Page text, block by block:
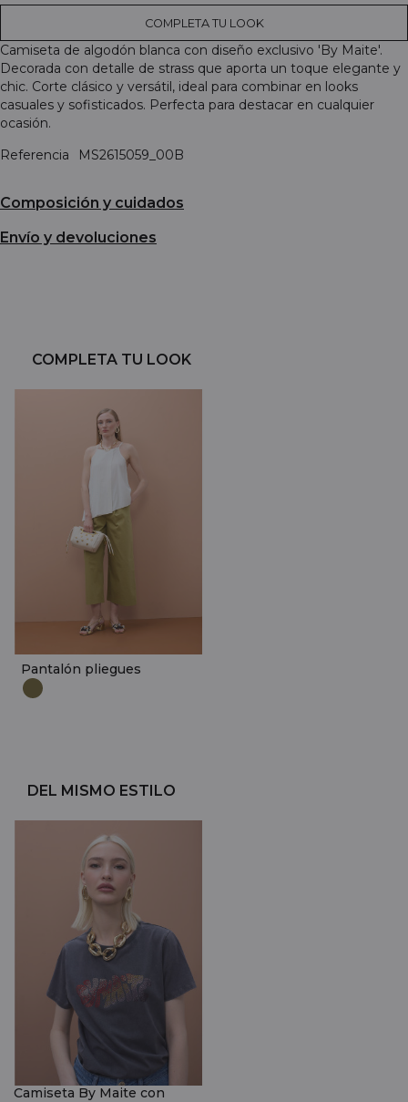
COMPLETA TU LOOK
Camiseta de algodón blanca con diseño exclusivo 'By Maite'.
Decorada con detalle de strass que aporta un toque elegante y
chic. Corte clásico y versátil, ideal para combinar en looks
casuales y sofisticados. Perfecta para destacar en cualquier
ocasión.
Referencia
MS2615059_00B
Composición y cuidados
Envío y devoluciones
COMPLETA TU LOOK
Pantalón pliegues
DEL MISMO ESTILO
Camiseta By Maite con